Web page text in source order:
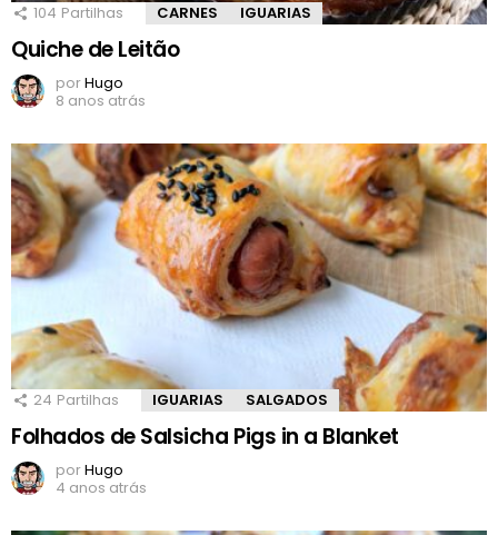
104 Partilhas CARNES IGUARIAS
Quiche de Leitão
porHugo
8 anos atrás
24 Partilhas IGUARIAS SALGADOS
Folhados de Salsicha Pigs in a Blanket
porHugo
4 anos atrás